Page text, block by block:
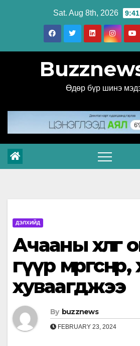
Sat. Aug 8th, 2026
Өдөр бүр шинэ
ДЭЛХИЙД
Ачааны хөлөг
гүүр
хуваагджээ
By buzznews
FEBRUARY 23, 2024